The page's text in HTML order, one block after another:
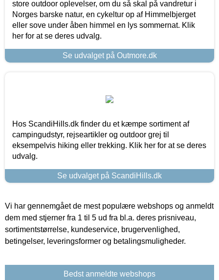
store outdoor oplevelser, om du så skal på vandretur i
Norges barske natur, en cykeltur op af Himmelbjerget
eller sove under åben himmel en lys sommernat. Klik
her for at se deres udvalg.
Se udvalget på Outmore.dk
Hos ScandiHills.dk finder du et kæmpe sortiment af
campingudstyr, rejseartikler og outdoor grej til
eksempelvis hiking eller trekking. Klik her for at se deres
udvalg.
Se udvalget på ScandiHills.dk
Vi har gennemgået de mest populære webshops og anmeldt
dem med stjerner fra 1 til 5 ud fra bl.a. deres prisniveau,
sortimentstørrelse, kundeservice, brugervenlighed,
betingelser, leveringsformer og betalingsmuligheder.
Bedst anmeldte webshops